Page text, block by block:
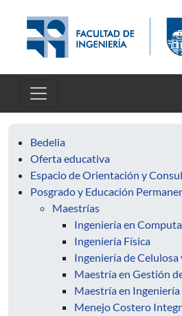
Bedelia
Oferta educativa
Espacio de Orientación y
Posgrado y Educación
Maestrías
Ingeniería en
Ingeniería Física
Ingeniería de Celulosa
Maestría en Gestión
Maestría en Ingeniería
Menejo Costero